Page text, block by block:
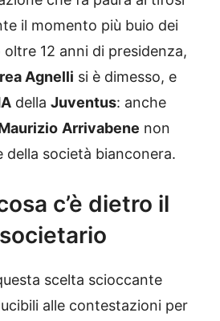
il momento più buio dei
12 anni di presidenza,
Agnelli si è dimesso, e
della Juventus: anche
Arrivabene non
società bianconera.
c’è dietro il
scelta scioccante
alle contestazioni per